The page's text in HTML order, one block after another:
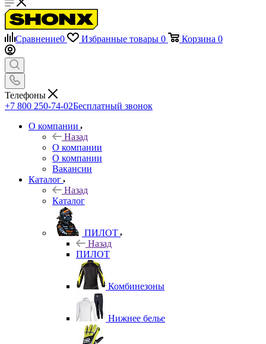
Сравнение0 Избранные товары 0 Корзина 0
Телефоны
+7 800 250-74-02Бесплатный звонок
О компании
Назад
О компании
О компании
Вакансии
Каталог
Назад
Каталог
ПИЛОТ
Назад
ПИЛОТ
Комбинезоны
Нижнее белье